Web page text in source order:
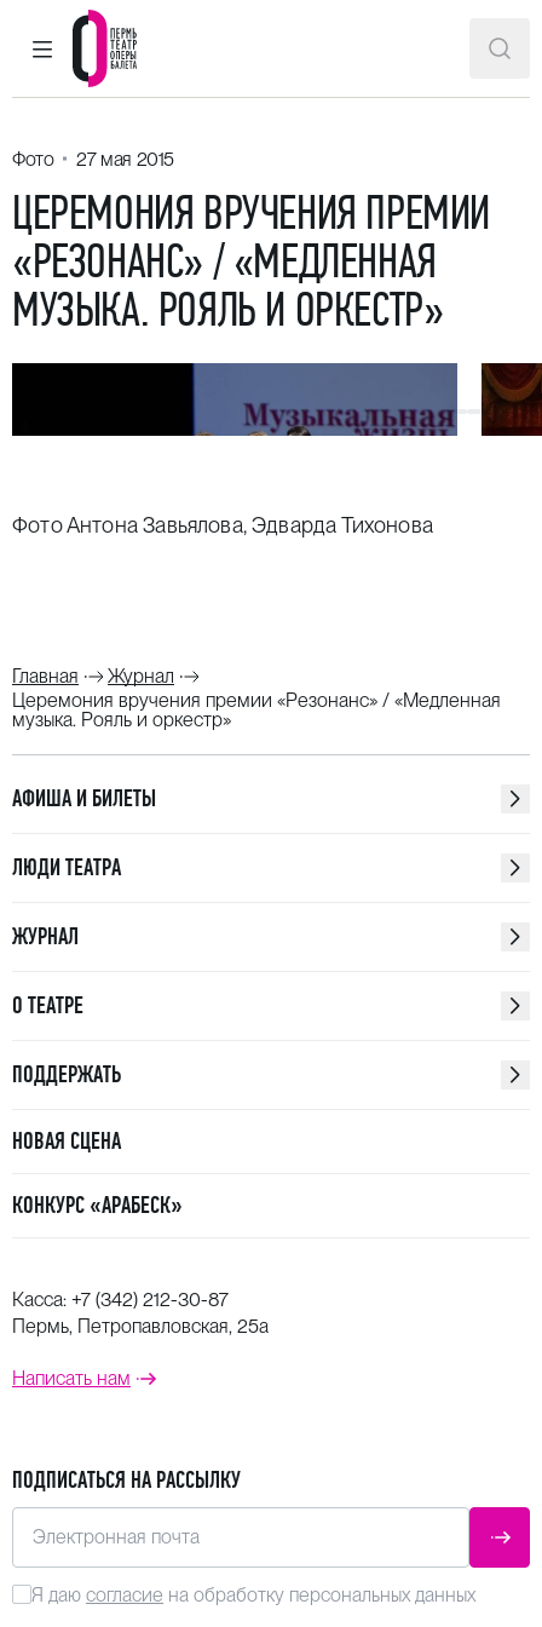
ГЛАВНОЕ МЕНЮ
Пермский театр оперы и балета
Фото 27 мая 2015
ЦЕРЕМОНИЯ ВРУЧЕНИЯ ПРЕМИИ
«РЕЗОНАНС» / «МЕДЛЕННАЯ
МУЗЫКА. РОЯЛЬ И ОРКЕСТР»
Фото Антона Завьялова, Эдварда Тихонова
Главная
Журнал
Церемония вручения премии «Резонанс» / «Медленная
музыка. Рояль и оркестр»
АФИША И БИЛЕТЫ
ЛЮДИ ТЕАТРА
ЖУРНАЛ
О ТЕАТРЕ
ПОДДЕРЖАТЬ
НОВАЯ СЦЕНА
КОНКУРС «АРАБЕСК»
Касса: +7 (342) 212-30-87
Пермь, Петропавловская, 25а
Написать нам
ПОДПИСАТЬСЯ НА РАССЫЛКУ
Электронная почта
Я даю согласие на обработку персональных данных